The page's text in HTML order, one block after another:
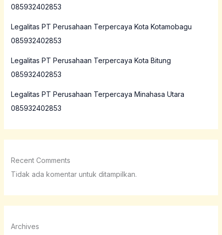
085932402853
Legalitas PT Perusahaan Terpercaya Kota Kotamobagu
085932402853
Legalitas PT Perusahaan Terpercaya Kota Bitung
085932402853
Legalitas PT Perusahaan Terpercaya Minahasa Utara
085932402853
Recent Comments
Tidak ada komentar untuk ditampilkan.
Archives